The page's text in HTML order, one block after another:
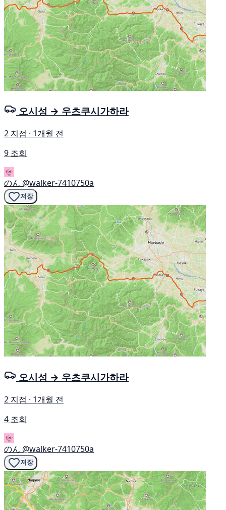
오시성 → 우츠쿠시가하라
2 지점 · 1개월 전
9 조회
のん @walker-7410750a
저장
오시성 → 우츠쿠시가하라
2 지점 · 1개월 전
4 조회
のん @walker-7410750a
저장